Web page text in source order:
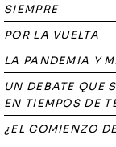
SIEMPRE
POR LA VUELTA
LA PANDEMIA Y
UN DEBATE QUE
EN TIEMPOS DE
¿EL COMIENZO